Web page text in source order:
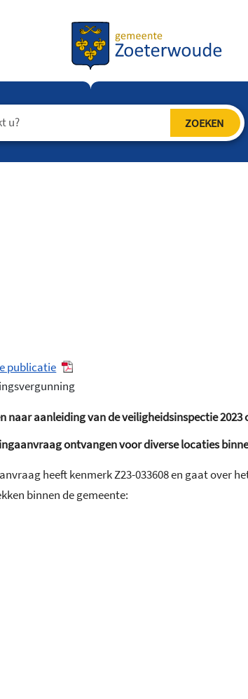
publicatie
aanleiding van de veiligheidsinspectie 2023
ontvangen voordiverse locaties
heeft kenmerk Z23-033608 en gaat over
binnen de gemeente: